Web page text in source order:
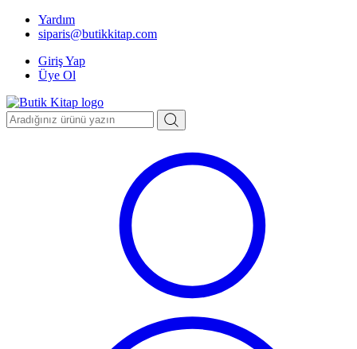
Yardım
siparis@butikkitap.com
Giriş Yap
Üye Ol